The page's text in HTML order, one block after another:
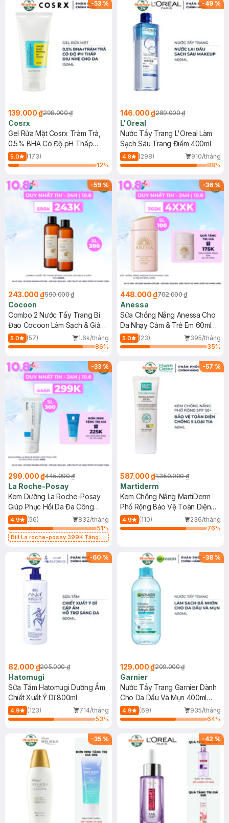
-53 %
139.000 ₫298.000 ₫
Cosrx
Gel Rửa Mặt Cosrx Tràm Trà,
0.5% BHA Có Độ pH Thấp
150ml
5.0
(173)
12%
-49 %
146.000 ₫289.000 ₫
L'Oreal
Nước Tẩy Trang L'Oreal Làm
Sạch Sâu Trang Điểm 400ml
4.8 (298)
910/tháng
88%
-59%
243.000 ₫590.000 ₫
Cocoon
Combo 2 Nước Tẩy Trang Bí
Đao Cocoon Làm Sạch & Giảm
Dầu 500ml
5.0 (57)
1.6k/tháng
86%
-36%
448.000 ₫702.000 ₫
Anessa
Sữa Chống Nắng Anessa Cho
Da Nhạy Cảm & Trẻ Em 60ml
(Mới)
5.0 (23)
395/tháng
35%
-33%
299.000 ₫445.000 ₫
La Roche-Posay
Kem Dưỡng La Roche-Posay
Giúp Phục Hồi Da Đa Công
Dụng 40ml
4.9 (56)
832/tháng
51%
Bill La roche-posay 399K Tặng
(SL có hạn)
-57 %
587.000 ₫1.350.000 ₫
Martiderm
Kem Chống Nắng MartiDerm
Phổ Rộng Bảo Vệ Toàn Diện
40ml
4.9 (110)
236/tháng
76%
-60 %
82.000 ₫205.000 ₫
Hatomugi
Sữa Tắm Hatomugi Dưỡng Ẩm
Chiết Xuất Ý Dĩ 800ml
4.9 (123)
714/tháng
53%
-38 %
129.000 ₫209.000 ₫
Garnier
Nước Tẩy Trang Garnier Dành
Cho Da Dầu Và Mụn 400ml
(Mới)
4.9 (69)
935/tháng
64%
-35 % -42 %